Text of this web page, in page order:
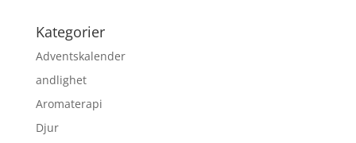
Kategorier
Adventskalender
andlighet
Aromaterapi
Djur